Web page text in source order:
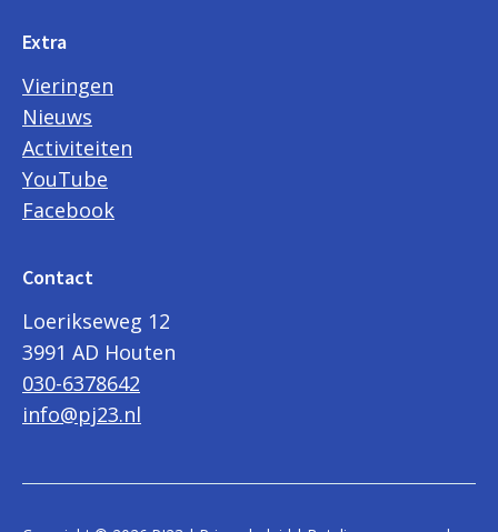
Extra
Vieringen
Nieuws
Activiteiten
YouTube
Facebook
Contact
Loerikseweg 12
3991 AD Houten
030-6378642
info@pj23.nl